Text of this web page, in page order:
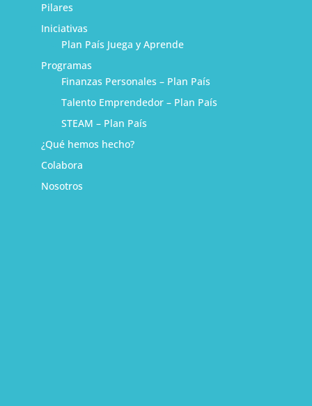
Pilares
Iniciativas
Plan País Juega y Aprende
Programas
Finanzas Personales – Plan País
Talento Emprendedor – Plan País
STEAM – Plan País
¿Qué hemos hecho?
Colabora
Nosotros